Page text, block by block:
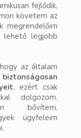
fejlődik,
követem az
megrendelőim
lehető legjobb
az általam
, ezért csak
dolgozom.
bővítem,
ügyfeleim